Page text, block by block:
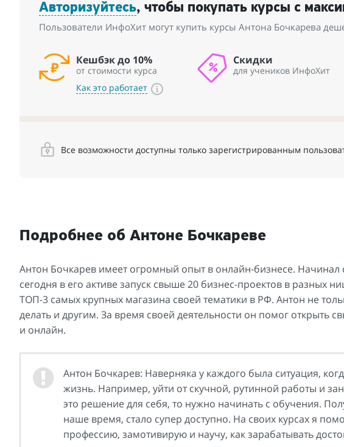
Авторизуйтесь, чтобы покупать курсы с
Пользователи ИнфоХит могут купить курсы Антона Бочкарева
Кешбэк до 10%
от стоимости курса
Как это работает
Скидки
для учеников ИнфоХит
Все возможности доступны только зарегистрированным
Подробнее об Антоне Бочкареве
Антон Бочкарев имеет огромный опыт в онлайн-бизнесе. Начинал
сегодня в его активе запуск свыше 20 бизнес-проектов в разных
ТОП-3 самых крупных магазина своей тематики в РФ. Антон не
делать и другим. За время своей деятельности он помог открыть
и онлайн.
Антон Бочкарев: Наверняка у каждого была ситуация,
жизнь. Например, уйти от скучной, рутинной работы и
это решение для себя, то нужно начинать с обучения.
наше время, стало супер доступно. На своих курсах я
профессию, замотивирую и научу, как зарабатывать